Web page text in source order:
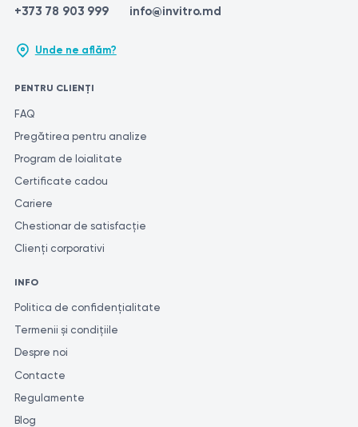
+373 78 903 999 info@invitro.md
Unde ne aflăm?
PENTRU CLIENȚI
FAQ
Pregătirea pentru analize
Program de loialitate
Certificate cadou
Cariere
Chestionar de satisfacție
Clienți corporativi
INFO
Politica de confidențialitate
Termenii și condițiile
Despre noi
Contacte
Regulamente
Blog